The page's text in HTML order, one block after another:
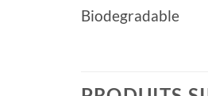
Biodegradable